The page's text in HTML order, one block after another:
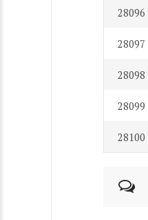
28096
28097
28098
28099
28100